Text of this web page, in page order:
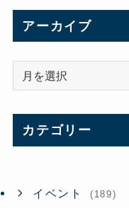
アーカイブ
ブ
カテゴリー
イベント (189)